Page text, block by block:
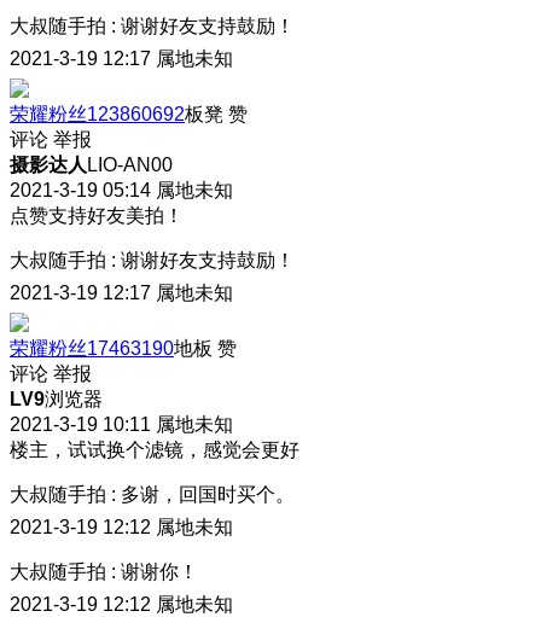
大叔随手拍 : 谢谢好友支持鼓励！
2021-3-19 12:17 属地未知
荣耀粉丝123860692板凳 赞
评论 举报
摄影达人 LIO-AN00
2021-3-19 05:14 属地未知
点赞支持好友美拍！
大叔随手拍 : 谢谢好友支持鼓励！
2021-3-19 12:17 属地未知
荣耀粉丝17463190地板 赞
评论 举报
LV9浏览器
2021-3-19 10:11 属地未知
楼主，试试换个滤镜，感觉会更好
大叔随手拍 : 多谢，回国时买个。
2021-3-19 12:12 属地未知
大叔随手拍 : 谢谢你！
2021-3-19 12:12 属地未知